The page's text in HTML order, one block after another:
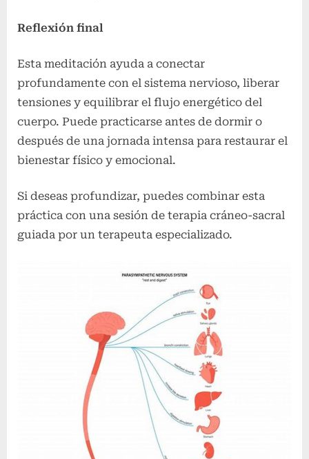
Reflexión final
Esta meditación ayuda a conectar
profundamente con el sistema nervioso, liberar
tensiones y equilibrar el flujo energético del
cuerpo. Puede practicarse antes de dormir o
después de una jornada intensa para restaurar el
bienestar físico y emocional.
Si deseas profundizar, puedes combinar esta
práctica con una sesión de terapia cráneo-sacral
guiada por un terapeuta especializado.